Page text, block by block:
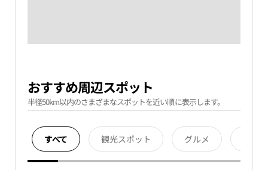
おすすめ周辺スポット
半径50km以内のさまざまなスポットを近い順に表示します。
すべて 観光スポット グルメ